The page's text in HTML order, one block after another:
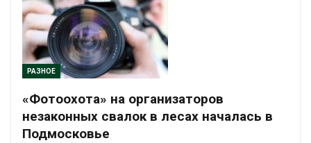
РАЗНОЕ
«Фотоохота» на организаторов
незаконных свалок в лесах началась в
Подмосковье